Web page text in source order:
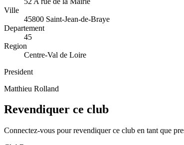
Ville
45800 Saint-Jean-de-Braye
Departement
45
Region
Centre-Val de Loire
President
Matthieu Rolland
Revendiquer ce club
Connectez-vous pour revendiquer ce club en tant que